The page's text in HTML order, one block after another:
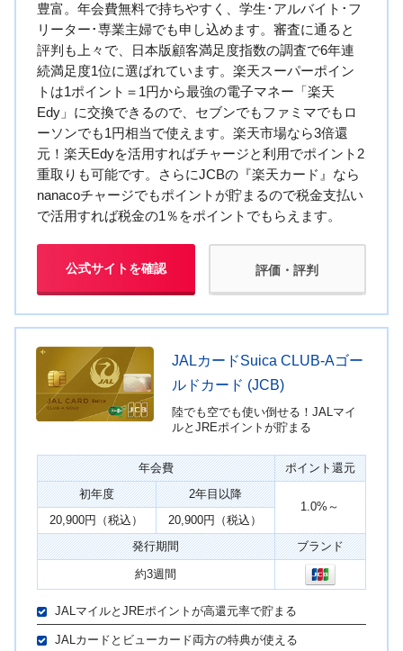
豊富。年会費無料で持ちやすく、学生･アルバイト･フ
リーター･専業主婦でも申し込めます。審査に通ると
評判も上々で、日本版顧客満足度指数の調査で6年連
続満足度1位に選ばれています。楽天スーパーポイン
トは1ポイント＝1円から最強の電子マネー「楽天
Edy」に交換できるので、セブンでもファミマでもロ
ーソンでも1円相当で使えます。楽天市場なら3倍還
元！楽天Edyを活用すればチャージと利用でポイント2
重取りも可能です。さらにJCBの『楽天カード』なら
nanacoチャージでもポイントが貯まるので税金支払い
で活用すれば税金の1％をポイントでもらえます。
公式サイトを確認 評価・評判
JALカードSuica CLUB-Aゴー
ルドカード (JCB)
陸でも空でも使い倒せる！JALマイ
ルとJREポイントが貯まる
年会費
ポイント還元
初年度
2年目以降
1.0%～
20,900円（税込）
20,900円（税込）
発行期間
ブランド
約3週間
JALマイルとJREポイントが高還元率で貯まる
JALカードとビューカード両方の特典が使える